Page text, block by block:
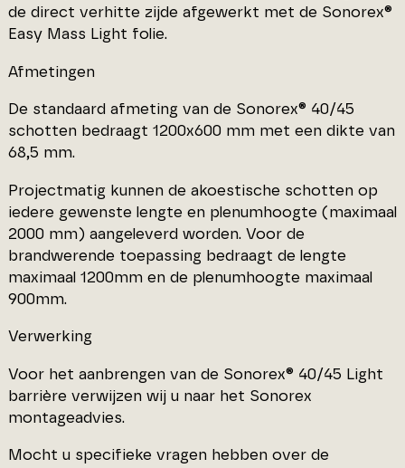
de direct verhitte zijde afgewerkt met de Sonorex®
Easy Mass Light folie.
Afmetingen
De standaard afmeting van de Sonorex® 40/45
schotten bedraagt 1200x600 mm met een dikte van
68,5 mm.
Projectmatig kunnen de akoestische schotten op
iedere gewenste lengte en plenumhoogte (maximaal
2000 mm) aangeleverd worden. Voor de
brandwerende toepassing bedraagt de lengte
maximaal 1200mm en de plenumhoogte maximaal
900mm.
Verwerking
Voor het aanbrengen van de Sonorex® 40/45 Light
barrière verwijzen wij u naar het Sonorex
montageadvies.
Mocht u specifieke vragen hebben over de